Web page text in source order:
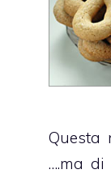
Questa
….ma di